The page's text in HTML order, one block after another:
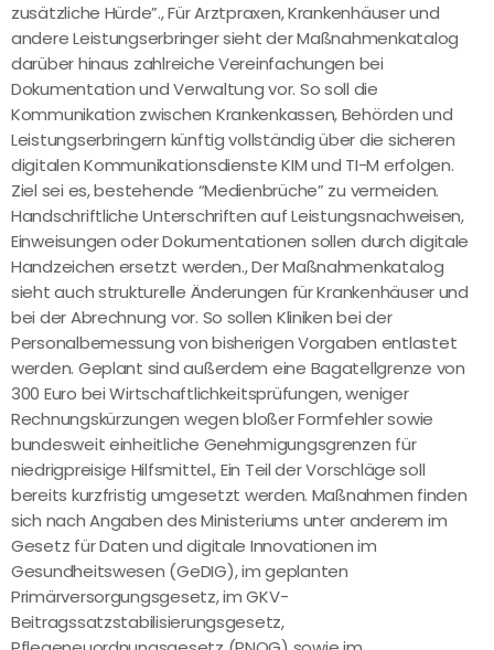
zusätzliche Hürde”., Für Arztpraxen, Krankenhäuser und
andere Leistungserbringer sieht der Maßnahmenkatalog
darüber hinaus zahlreiche Vereinfachungen bei
Dokumentation und Verwaltung vor. So soll die
Kommunikation zwischen Krankenkassen, Behörden und
Leistungserbringern künftig vollständig über die sicheren
digitalen Kommunikationsdienste KIM und TI-M erfolgen.
Ziel sei es, bestehende “Medienbrüche” zu vermeiden.
Handschriftliche Unterschriften auf Leistungsnachweisen,
Einweisungen oder Dokumentationen sollen durch digitale
Handzeichen ersetzt werden., Der Maßnahmenkatalog
sieht auch strukturelle Änderungen für Krankenhäuser und
bei der Abrechnung vor. So sollen Kliniken bei der
Personalbemessung von bisherigen Vorgaben entlastet
werden. Geplant sind außerdem eine Bagatellgrenze von
300 Euro bei Wirtschaftlichkeitsprüfungen, weniger
Rechnungskürzungen wegen bloßer Formfehler sowie
bundesweit einheitliche Genehmigungsgrenzen für
niedrigpreisige Hilfsmittel., Ein Teil der Vorschläge soll
bereits kurzfristig umgesetzt werden. Maßnahmen finden
sich nach Angaben des Ministeriums unter anderem im
Gesetz für Daten und digitale Innovationen im
Gesundheitswesen (GeDIG), im geplanten
Primärversorgungsgesetz, im GKV-
Beitragssatzstabilisierungsgesetz,